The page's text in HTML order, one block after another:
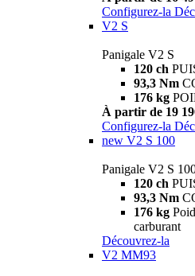
Configurez-la
V2 S
Panigale V2 S
120 ch
93,3 Nm
176 kg
À partir de 19
Configurez-la
new V2 S 100
Panigale V2 S
120 ch
93,3 Nm
176 kg
carburant
Découvrez-la
V2 MM93